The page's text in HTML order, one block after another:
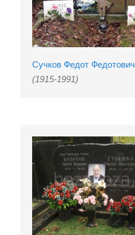
Сучков Федот Федотович
(1915-1991)